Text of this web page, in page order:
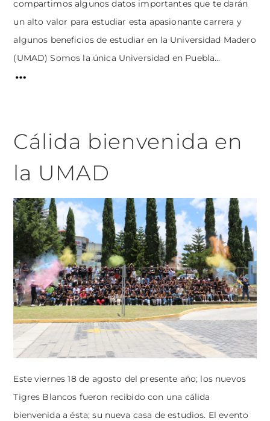
compartimos algunos datos importantes que te darán
un alto valor para estudiar esta apasionante carrera y
algunos beneficios de estudiar en la Universidad Madero
(UMAD) Somos la única Universidad en Puebla...
Cálida bienvenida en
la UMAD
Este viernes 18 de agosto del presente año; los nuevos
Tigres Blancos fueron recibido con una cálida
bienvenida a ésta; su nueva casa de estudios. El evento